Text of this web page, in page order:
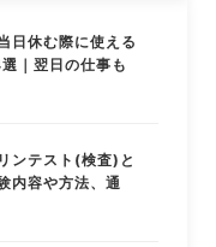
日休む際に使える
｜翌日の仕事も
ンテスト(検査)と
内容や方法、通